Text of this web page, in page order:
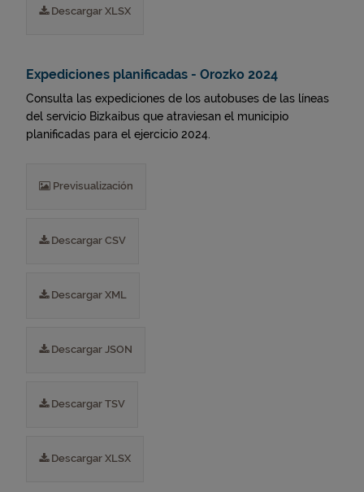
Descargar XLSX
Expediciones planificadas - Orozko 2024
Consulta las expediciones de los autobuses de las líneas
del servicio Bizkaibus que atraviesan el municipio
planificadas para el ejercicio 2024.
Previsualización
Descargar CSV
Descargar XML
Descargar JSON
Descargar TSV
Descargar XLSX